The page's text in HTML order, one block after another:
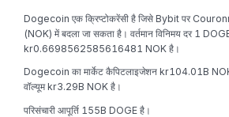
Dogecoin एक क्रिप्टोकरेंसी है जिसे Bybit पर
(NOK) में बदला जा सकता है। वर्तमान विनिमय दर 1
kr0.6698562585616481 NOK है।
Dogecoin का मार्केट कैपिटलाइजेशन kr104.01B
वॉल्यूम kr3.29B NOK है।
परिसंचारी आपूर्ति 155B DOGE है।